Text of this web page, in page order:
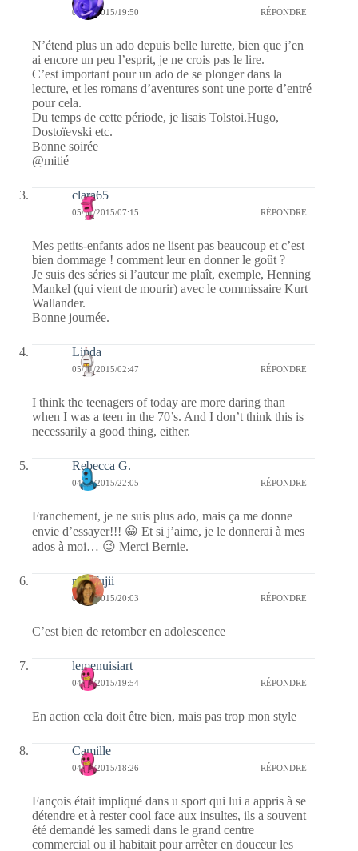
05/11/2015/19:50 RÉPONDRE
N’étend plus un ado depuis belle lurette, bien que j’en
ai encore un peu l’esprit, je ne crois pas le lire.
C’est important pour un ado de se plonger dans la
lecture, et les romans d’aventures sont une porte d’entré
pour cela.
Du temps de cette période, je lisais Tolstoi.Hugo,
Dostoïevski etc.
Bonne soirée
@mitié
clara65
05/11/2015/07:15 RÉPONDRE
Mes petits-enfants ados ne lisent pas beaucoup et c’est
bien dommage ! comment leur en donner le goût ?
Je suis des séries si l’auteur me plaît, exemple, Henning
Mankel (qui vient de mourir) avec le commissaire Kurt
Wallander.
Bonne journée.
Linda
05/11/2015/02:47 RÉPONDRE
I think the teenagers of today are more daring than
when I was a teen in the 70’s. And I don’t think this is
necessarily a good thing, either.
Rebecca G.
04/11/2015/22:05 RÉPONDRE
Franchement, je ne suis plus ado, mais ça me donne
envie d’essayer!!! 😀 Et si j’aime, je le donnerai à mes
ados à moi… 😉 Merci Bernie.
missfujii
04/11/2015/20:03 RÉPONDRE
C’est bien de retomber en adolescence
lemenuisiart
04/11/2015/19:54 RÉPONDRE
En action cela doit être bien, mais pas trop mon style
Camille
04/11/2015/18:26 RÉPONDRE
Fançois était impliqué dans u sport qui lui a appris à se
détendre et à rester cool face aux insultes, ils a souvent
été demandé les samedi dans le grand centre
commercial ou il habitait pour arrêter en douceur les